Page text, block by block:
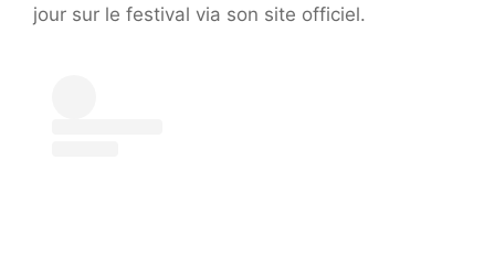
jour sur le festival via son site officiel.